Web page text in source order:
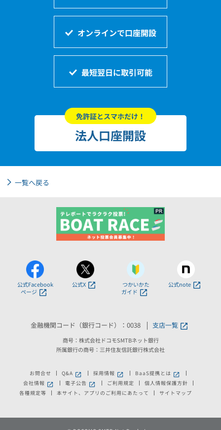
オンラインで口座開設
最短翌日に取引可能
免許証とスマホだけ！
法人口座開設
一覧へ戻る
公式Facebook
ページ
公式X
つかいかた
ガイド
公式note
金融機関コード（銀行コード）：0038 支店一覧
商号：株式会社ドコモSMTBネット銀行
所属銀行の商号：三井住友信託銀行株式会社
お問合せ Q&A 新しいウィンドウで開きます。
採用情報 新しいウィンドウで開きます。
BaaS提携とは 新しいウィンドウ
会社情報新しいウィンドウで開きます。
電子公告新しいウィンドウで開きます。
ご利用規定
個人情報保護方針
各種規定等
本サイト、アプリのご利用にあたって サイトマップ